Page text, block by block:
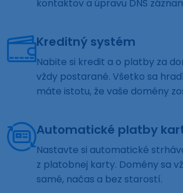
kontaktov a úpravu DNS
Kreditný systém
Nabite si kredit a o platby za
vždy postarané. Všetko sa
máte istotu, že vaše domény
Automatické platby
Nastavte si automatické
z platobnej karty. Domény sa
samé, načas a bez starostí.